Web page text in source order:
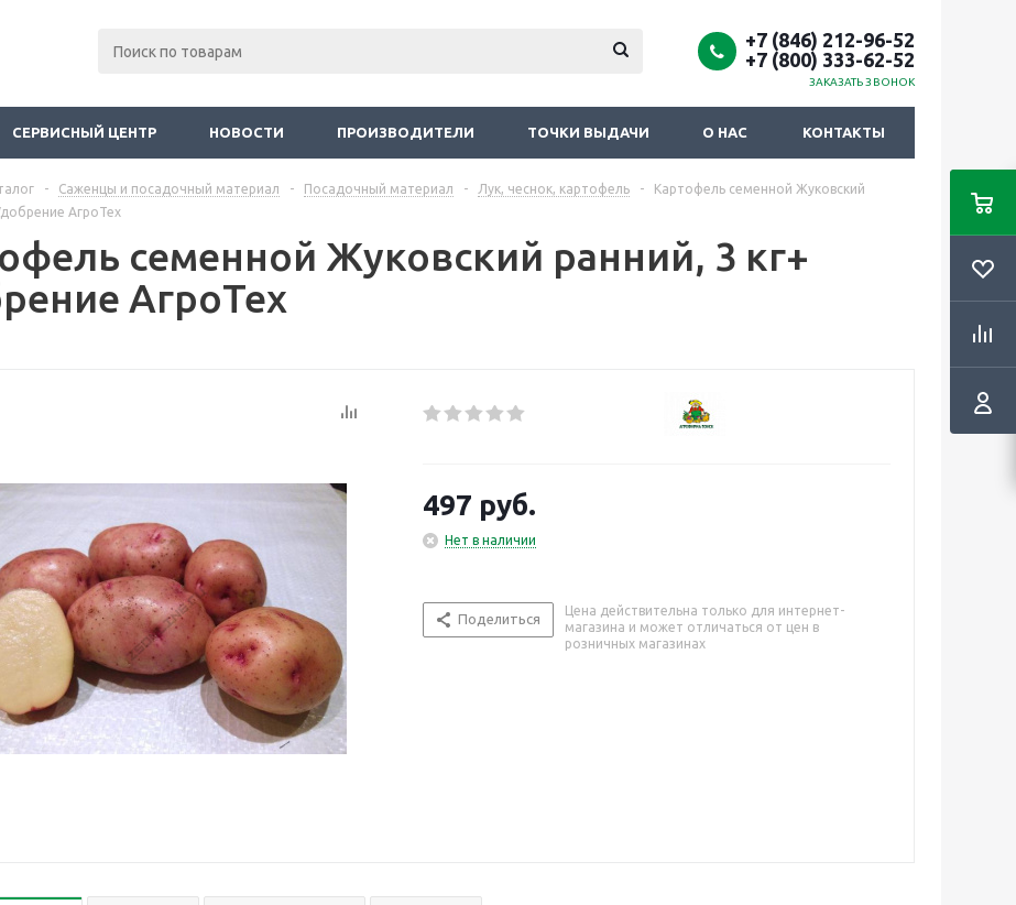
+7 (846) 212-96-52
+7 (800) 333-62-52
ЗАКАЗАТЬ ЗВОНОК
СЕРВИСНЫЙ ЦЕНТР НОВОСТИ ПРОИЗВОДИТЕЛИ ТОЧКИ ВЫДАЧИ О НАС КОНТАКТЫ
- Саженцы и посадочный материал - Посадочный материал - Лук, чеснок, картофель -
Картофель семенной Жуковский
АгроТех
семенной Жуковский ранний, 3 кг+
АгроТех
497 руб.
Нет в наличии
Поделиться
Цена действительна только для интернет-
магазина и может отличаться от цен в
розничных магазинах